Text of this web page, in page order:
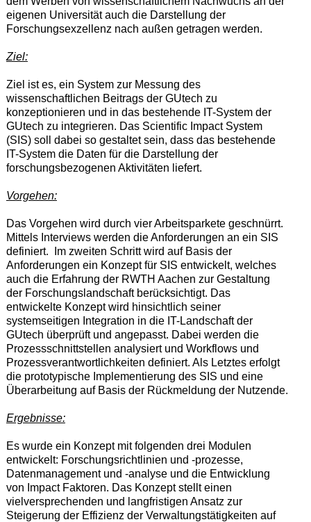
eigenen Universität auch die Darstellung der
Forschungsexzellenz nach außen getragen werden.
Ziel:
Ziel ist es, ein System zur Messung des
wissenschaftlichen Beitrags der GUtech zu
konzeptionieren und in das bestehende IT-System der
GUtech zu integrieren. Das Scientific Impact System
(SIS) soll dabei so gestaltet sein, dass das bestehende
IT-System die Daten für die Darstellung der
forschungsbezogenen Aktivitäten liefert.
Vorgehen:
Das Vorgehen wird durch vier Arbeitsparkete geschnürrt.
Mittels Interviews werden die Anforderungen an ein SIS
definiert. Im zweiten Schritt wird auf Basis der
Anforderungen ein Konzept für SIS entwickelt, welches
auch die Erfahrung der RWTH Aachen zur Gestaltung
der Forschungslandschaft berücksichtigt. Das
entwickelte Konzept wird hinsichtlich seiner
systemseitigen Integration in die IT-Landschaft der
GUtech überprüft und angepasst. Dabei werden die
Prozessschnittstellen analysiert und Workflows und
Prozessverantwortlichkeiten definiert. Als Letztes erfolgt
die prototypische Implementierung des SIS und eine
Überarbeitung auf Basis der Rückmeldung der Nutzende.
Ergebnisse:
Es wurde ein Konzept mit folgenden drei Modulen
entwickelt: Forschungsrichtlinien und -prozesse,
Datenmanagement und -analyse und die Entwicklung
von Impact Faktoren. Das Konzept stellteinen
vielversprechenden und langfristigen Ansatz zur
Steigerung der Effizienz der Verwaltungstätigkeiten auf